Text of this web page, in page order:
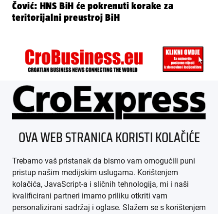
Čović: HNS BiH će pokrenuti korake za
teritorijalni preustroj BiH
ÜBER UNS
IMPRESSUM
AGB
DATENSCHUTZ
OVA WEB STRANICA KORISTI KOLAČIĆE
Trebamo vaš pristanak da bismo vam omogućili puni
pristup našim medijskim uslugama. Korištenjem
kolačića, JavaScript-a i sličnih tehnologija, mi i naši
kvalificirani partneri imamo priliku otkriti vam
personalizirani sadržaj i oglase. Slažem se s korištenjem